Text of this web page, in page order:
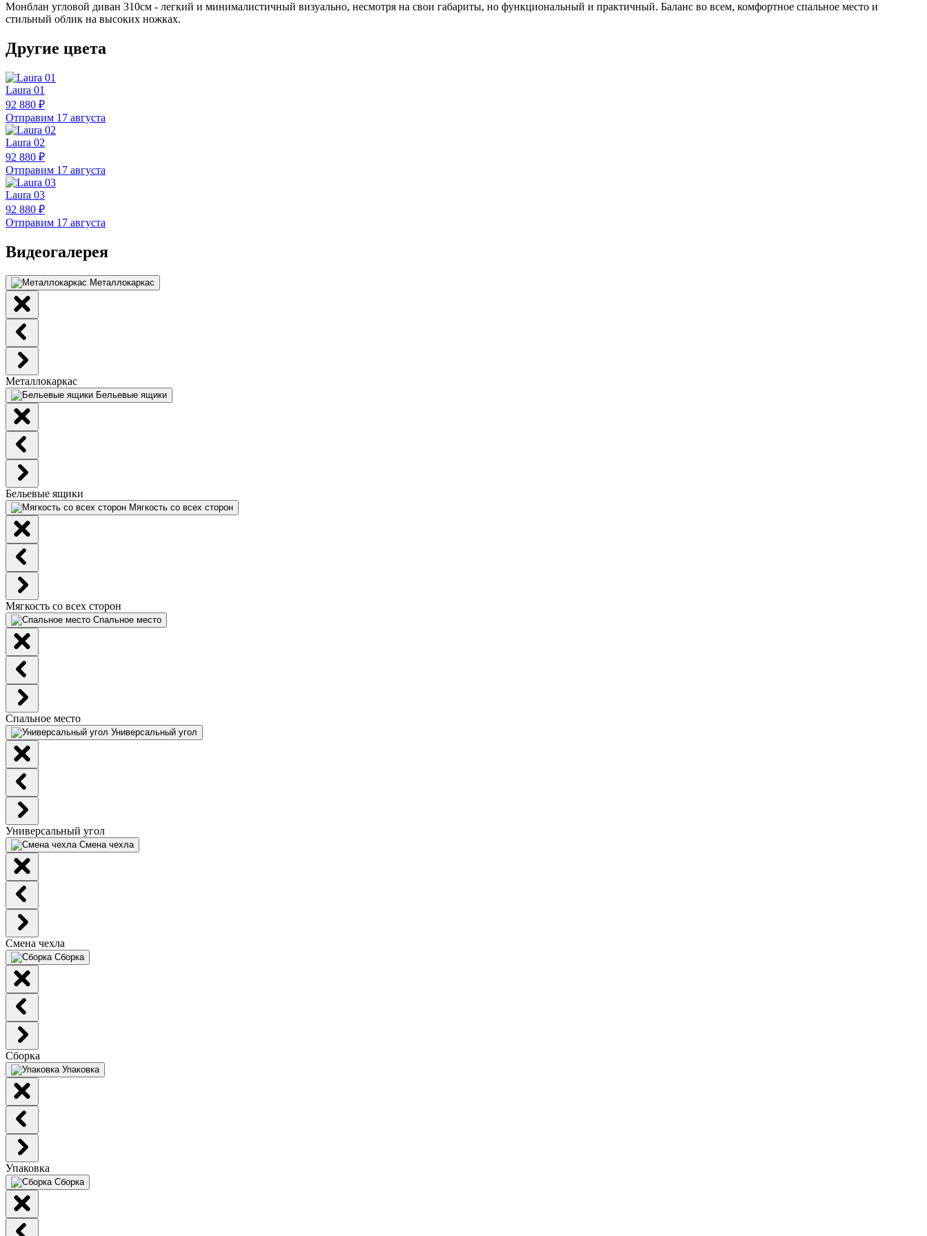
Монблан угловой диван 310см - легкий и минималистичный визуально, несмотря на свои габариты, но функциональный и практичный. Баланс во всем, комфортное спальное место и
стильный облик на высоких ножках.
Другие цвета
Laura 01
92 880 ₽
Отправим 17 августа
Laura 02
92 880 ₽
Отправим 17 августа
Laura 03
92 880 ₽
Отправим 17 августа
Видеогалерея
Металлокаркас
Металлокаркас
Бельевые ящики
Бельевые ящики
Мягкость со всех сторон
Мягкость со всех сторон
Спальное место
Спальное место
Универсальный угол
Универсальный угол
Смена чехла
Смена чехла
Сборка
Сборка
Упаковка
Упаковка
Сборка